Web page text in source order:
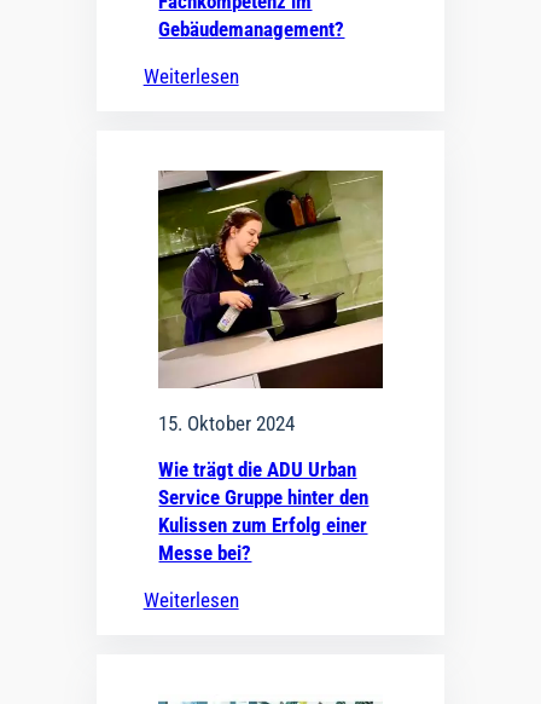
Gebäudemanagement?
Weiterlesen
15. Oktober 2024
Wie trägt die ADU Urban
Service Gruppe hinter den
Kulissen zum Erfolg einer
Messe bei?
Weiterlesen